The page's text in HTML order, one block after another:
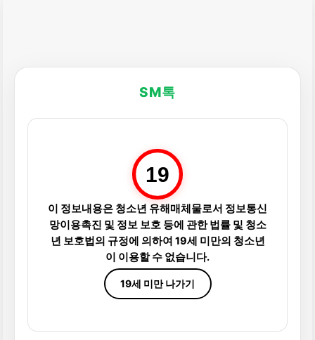
SM톡
19
이 정보내용은 청소년 유해매체물로서 정보통신
망이용촉진 및 정보 보호 등에 관한 법률 및 청소
년 보호법의 규정에 의하여 19세 미만의 청소년
이 이용할 수 없습니다.
19세 미만 나가기